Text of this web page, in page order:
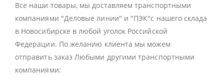
Все наши товары, мы доставляем транспортными
компаниями "Деловые линии" и "ПЭК"с нашего склада
в Новосибирске в любой уголок Российской
Федерации. По желанию клиента мы можем
отправить заказ Любыми другими транспортными
компаниями: